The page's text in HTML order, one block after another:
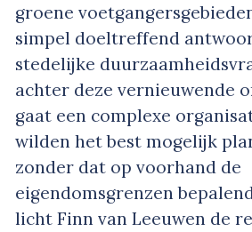
groene
simpel doeltreffend
stedelijke
achter deze vernieuwende
gaat een complexe
wilden het best mogelijk
zonder dat op voorhand de
eigendomsgrenzen
licht Finn van Leeuwen de